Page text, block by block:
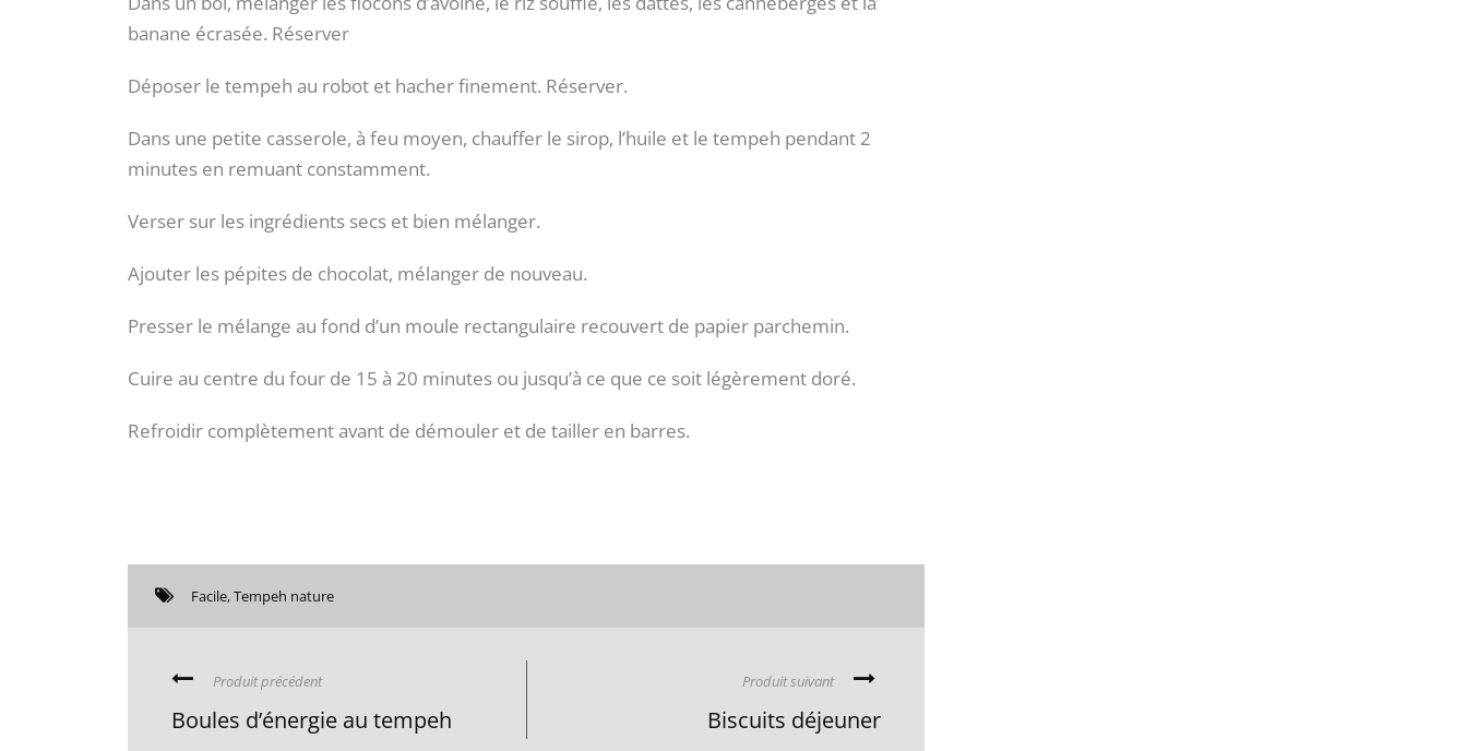
banane écrasée. Réserver
Déposer le tempeh au robot et hacher finement. Réserver.
Dans une petite casserole, à feu moyen, chauffer le sirop, l’huile et le tempeh pendant 2
minutes en remuant constamment.
Verser sur les ingrédients secs et bien mélanger.
Ajouter les pépites de chocolat, mélanger de nouveau.
Presser le mélange au fond d’un moule rectangulaire recouvert de papier parchemin.
Cuire au centre du four de 15 à 20 minutes ou jusqu’à ce que ce soit légèrement doré.
Refroidir complètement avant de démouler et de tailler en barres.
Facile,Tempeh nature
Produit précédent
Boules d’énergie au tempeh
Produit suivant
Biscuits déjeuner